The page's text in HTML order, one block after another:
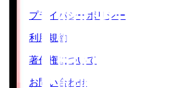
プライバシーポリシー
利用規約
著作権について
お問い合わせ